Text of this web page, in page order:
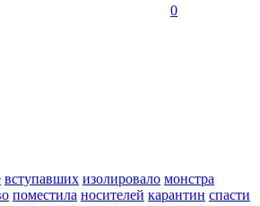
0
вступавших изолировало монстра
поместила носителей карантин спасти